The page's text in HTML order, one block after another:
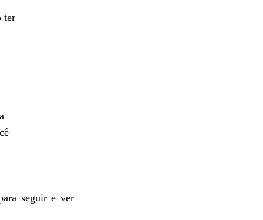
ter
seguir e ver